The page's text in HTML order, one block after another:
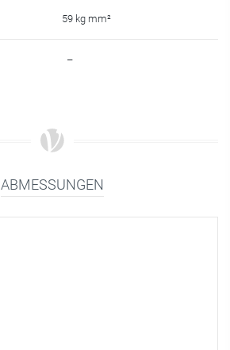
59 kg mm²
–
ABMESSUNGEN